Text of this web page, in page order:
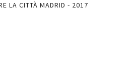
LA CITTÀ MADRID - 2017